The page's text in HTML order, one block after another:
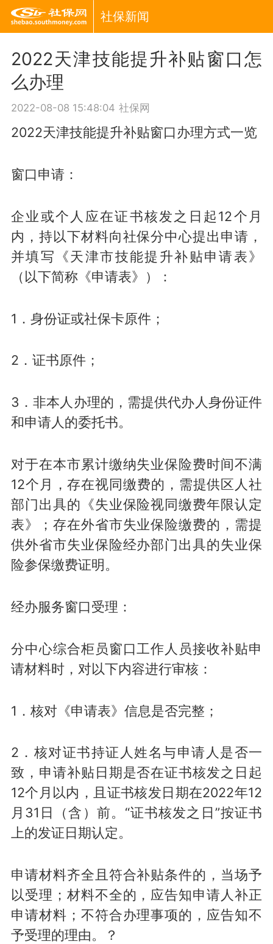
社保新闻
2022天津技能提升补贴窗口怎
么办理
2022-08-08 15:48:04 社保网
2022天津技能提升补贴窗口办理方式一览
窗口申请：
企业或个人应在证书核发之日起12个月
内，持以下材料向社保分中心提出申请，
并填写《天津市技能提升补贴申请表》
（以下简称《申请表》）：
1．身份证或社保卡原件；
2．证书原件；
3．非本人办理的，需提供代办人身份证件
和申请人的委托书。
对于在本市累计缴纳失业保险费时间不满
12个月，存在视同缴费的，需提供区人社
部门出具的《失业保险视同缴费年限认定
表》；存在外省市失业保险缴费的，需提
供外省市失业保险经办部门出具的失业保
险参保缴费证明。
经办服务窗口受理：
分中心综合柜员窗口工作人员接收补贴申
请材料时，对以下内容进行审核：
1．核对《申请表》信息是否完整；
2．核对证书持证人姓名与申请人是否一
致，申请补贴日期是否在证书核发之日起
12个月以内，且证书核发日期在2022年12
月31日（含）前。“证书核发之日”按证书
上的发证日期认定。
申请材料齐全且符合补贴条件的，当场予
以受理；材料不全的，应告知申请人补正
申请材料；不符合办理事项的，应告知不
予受理的理由。？